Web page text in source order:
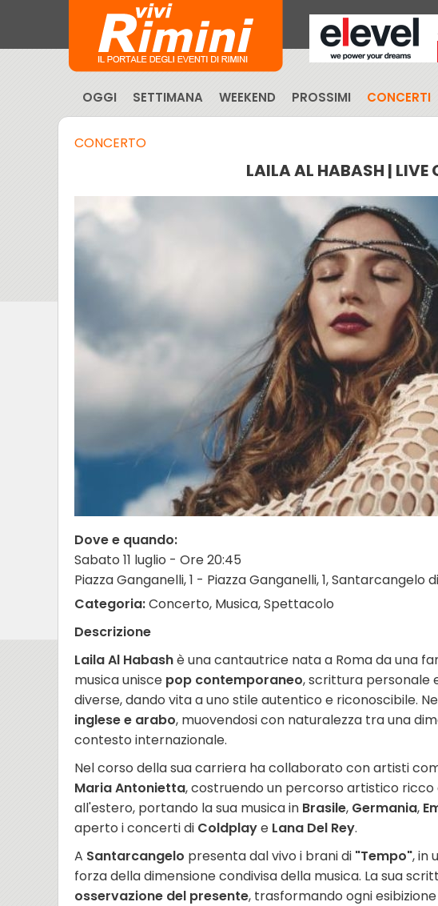
OGGI SETTIMANA WEEKEND PROSSIMI CONCERTI
CONCERTO
LAILA AL HABASH | LIVE
Dove e quando:
Sabato 11 luglio - Ore 20:45
Piazza Ganganelli, 1 - Piazza Ganganelli, 1, Santarcangelo
Categoria:Concerto, Musica, Spettacolo
Descrizione
Laila Al Habashè una cantautrice nata a Roma da una
musica unisce pop contemporaneo, scrittura personale
diverse, dando vita a uno stile autentico e riconoscibile.
inglese e arabo, muovendosi con naturalezza tra una
contesto internazionale.
Nel corso della sua carriera ha collaborato con artisti
Maria Antonietta, costruendo un percorso artistico ricco
all'estero, portando la sua musica in Brasile, Germania,
aperto i concerti di Coldplaye Lana Del Rey.
A Santarcangelo presenta dal vivo i brani di "Tempo", in
forza della dimensione condivisa della musica. La sua
osservazione del presente, trasformando ogni